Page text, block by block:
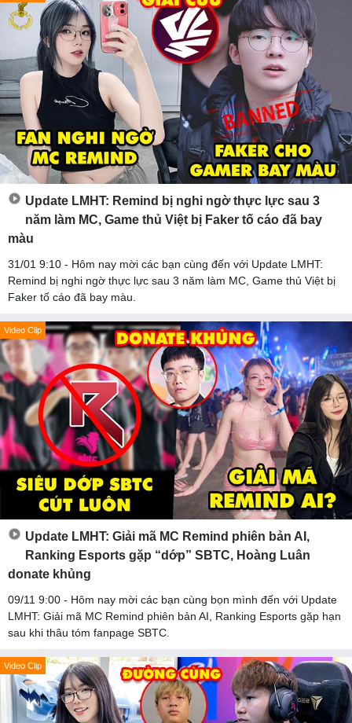
Update LMHT: Remind bị nghi ngờ thực lực sau 3
năm làm MC, Game thủ Việt bị Faker tố cáo đã bay
màu
31/01 9:10 - Hôm nay mời các bạn cùng đến với Update LMHT:
Remind bị nghi ngờ thực lực sau 3 năm làm MC, Game thủ Việt bị
Faker tố cáo đã bay màu.
Video Clip
Update LMHT: Giải mã MC Remind phiên bản AI,
Ranking Esports gặp “dớp” SBTC, Hoàng Luân
donate khủng
09/11 9:00 - Hôm nay mời các bạn cùng bọn mình đến với Update
LMHT: Giải mã MC Remind phiên bản AI, Ranking Esports gặp hạn
sau khi thâu tóm fanpage SBTC.
Video Clip